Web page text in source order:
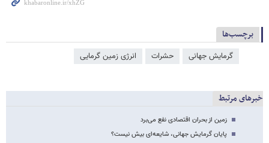
برچسب‌ها
گرمایش جهانی حشرات انرژی زمین گرمایی
خبرهای مرتبط
زمین از بحران اقتصادی نفع می‌برد
پایان گرمایش جهانی، شایعه‌ای بیش نیست؟